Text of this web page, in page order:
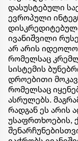
დასუსტებული
ევროპული
ივანიშვილი
არ არის
რომელსაც
სისტემის
დროებითი
რომელსაც
ასრულებს.
რადგან ეს არის
უსაფრთხოების,